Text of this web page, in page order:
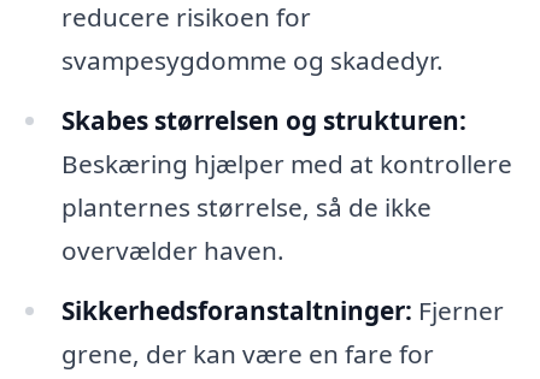
reducere risikoen for
svampesygdomme og skadedyr.
Skabes størrelsen og strukturen:
Beskæring hjælper med at kontrollere
planternes størrelse, så de ikke
overvælder haven.
Sikkerhedsforanstaltninger: Fjerner
grene, der kan være en fare for